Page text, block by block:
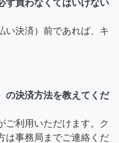
ず買わなくてはいけない
い決済）前であれば、キ
の決済方法を教えてくだ
ご利用いただけます。ク
は事務局までご連絡くだ